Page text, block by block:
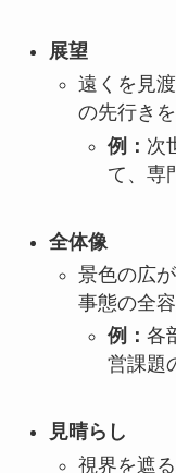
展望
遠くを見
の先行き
例： 次
て、専
全体像
景色の広
事態の全
例： 各
営課題
見晴らし
視界を遮